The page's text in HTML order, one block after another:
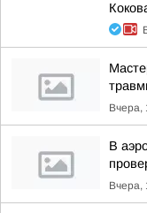
Вчера,
В
Вчера,